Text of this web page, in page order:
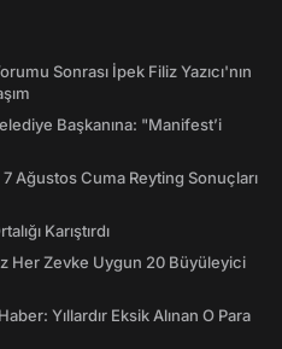
Sonrası İpek Filiz Yazıcı'nın
Başkanına: "Manifest’i
Ağustos Cuma Reyting Sonuçları
Karıştırdı
Her Zevke Uygun 20 Büyüleyici
Yıllardır Eksik Alınan O Para